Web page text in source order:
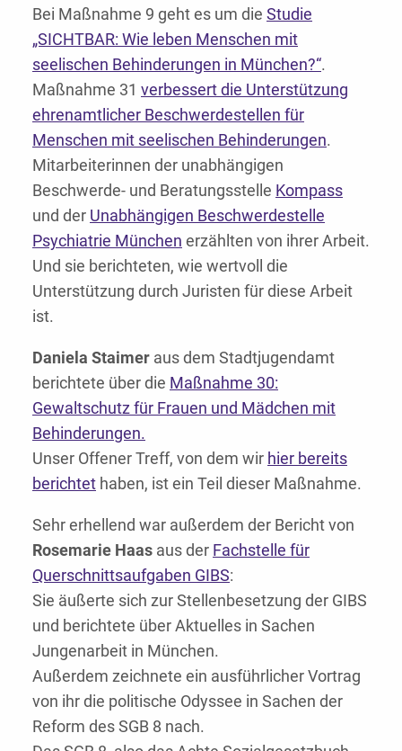
Bei Maßnahme 9 geht es um die Studie
„SICHTBAR: Wie leben Menschen mit
seelischen Behinderungen in München?“.
Maßnahme 31 verbessert die Unterstützung
ehrenamtlicher Beschwerdestellen für
Menschen mit seelischen Behinderungen.
Mitarbeiterinnen der unabhängigen
Beschwerde- und Beratungsstelle Kompass
und der Unabhängigen Beschwerdestelle
Psychiatrie München erzählten von ihrer Arbeit.
Und sie berichteten, wie wertvoll die
Unterstützung durch Juristen für diese Arbeit
ist.
Daniela Staimer aus dem Stadtjugendamt
berichtete über die Maßnahme 30:
Gewaltschutz für Frauen und Mädchen mit
Behinderungen.
Unser Offener Treff, von dem wir hier bereits
berichtet haben, ist ein Teil dieser Maßnahme.
Sehr erhellend war außerdem der Bericht von
Rosemarie Haas aus der Fachstelle für
Querschnittsaufgaben GIBS:
Sie äußerte sich zur Stellenbesetzung der GIBS
und berichtete über Aktuelles in Sachen
Jungenarbeit in München.
Außerdem zeichnete ein ausführlicher Vortrag
von ihr die politische Odyssee in Sachen der
Reform des SGB 8 nach.